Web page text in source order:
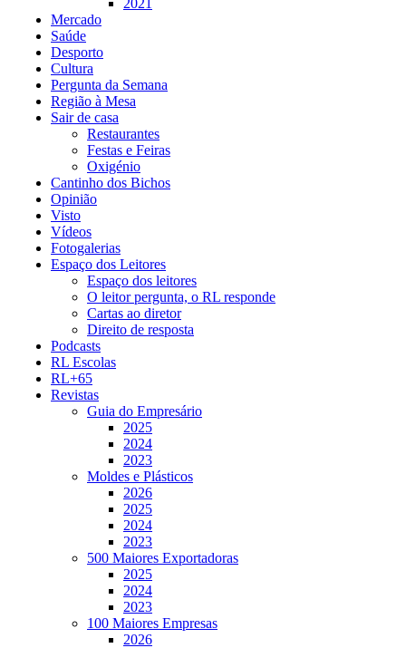
2021
Mercado
Saúde
Desporto
Cultura
Pergunta da Semana
Região à Mesa
Sair de casa
Restaurantes
Festas e Feiras
Oxigénio
Cantinho dos Bichos
Opinião
Visto
Vídeos
Fotogalerias
Espaço dos Leitores
Espaço dos leitores
O leitor pergunta, o RL responde
Cartas ao diretor
Direito de resposta
Podcasts
RL Escolas
RL+65
Revistas
Guia do Empresário
2025
2024
2023
Moldes e Plásticos
2026
2025
2024
2023
500 Maiores Exportadoras
2025
2024
2023
100 Maiores Empresas
2026